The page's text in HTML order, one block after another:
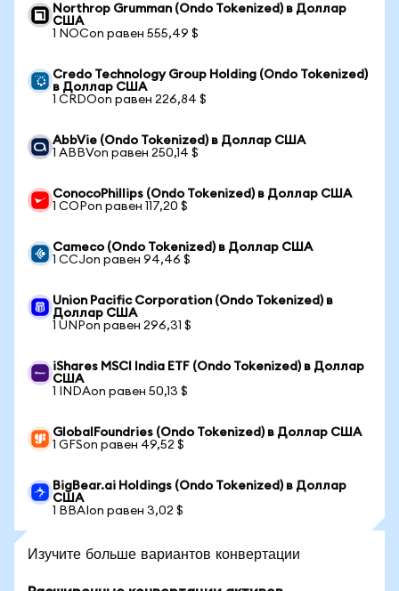
Northrop Grumman (Ondo Tokenized) в Доллар
США
1 NOCon равен 555,49 $
Credo Technology Group Holding (Ondo Tokenized)
в Доллар США
1 CRDOon равен 226,84 $
AbbVie (Ondo Tokenized) в Доллар США
1 ABBVon равен 250,14 $
ConocoPhillips (Ondo Tokenized) в Доллар США
1 COPon равен 117,20 $
Cameco (Ondo Tokenized) в Доллар США
1 CCJon равен 94,46 $
Union Pacific Corporation (Ondo Tokenized) в
Доллар США
1 UNPon равен 296,31 $
iShares MSCI India ETF (Ondo Tokenized) в Доллар
США
1 INDAon равен 50,13 $
GlobalFoundries (Ondo Tokenized) в Доллар США
1 GFSon равен 49,52 $
BigBear.ai Holdings (Ondo Tokenized) в Доллар
США
1 BBAIon равен 3,02 $
Изучите больше вариантов конвертации